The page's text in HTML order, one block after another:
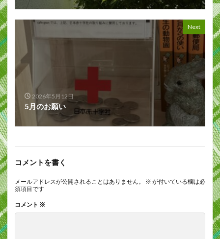
Next
2026年5月12日
5月のお願い
コメントを書く
メールアドレスが公開されることはありません。 ※ が付いている欄は必
須項目です
コメント ※